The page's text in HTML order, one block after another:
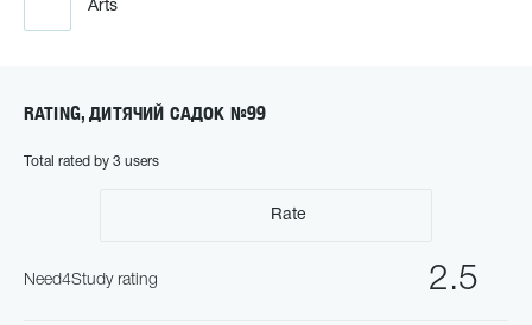
Arts
RATING, ДИТЯЧИЙ САДОК №99
Total rated by 3 users
Rate
2.5
Need4Study rating